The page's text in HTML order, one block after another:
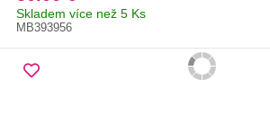
Skladem více než 5 Ks
MB393956